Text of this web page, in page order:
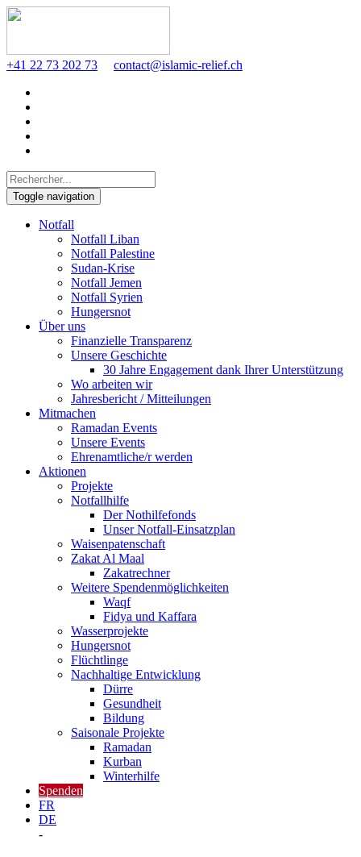
+41 22 73 202 73 contact@islamic-relief.ch
Toggle navigation
Notfall
Notfall Liban
Notfall Palestine
Sudan-Krise
Notfall Jemen
Notfall Syrien
Hungersnot
Über uns
Finanzielle Transparenz
Unsere Geschichte
30 Jahre Engagement dank Ihrer Unterstützung
Wo arbeiten wir
Jahresbericht / Mitteilungen
Mitmachen
Ramadan Events
Unsere Events
Ehrenamtliche/r werden
Aktionen
Projekte
Notfallhilfe
Der Nothilfefonds
Unser Notfall-Einsatzplan
Waisenpatenschaft
Zakat Al Maal
Zakatrechner
Weitere Spendenmöglichkeiten
Waqf
Fidya und Kaffara
Wasserprojekte
Hungersnot
Flüchtlinge
Nachhaltige Entwicklung
Dürre
Gesundheit
Bildung
Saisonale Projekte
Ramadan
Kurban
Winterhilfe
Spenden
FR
DE
-